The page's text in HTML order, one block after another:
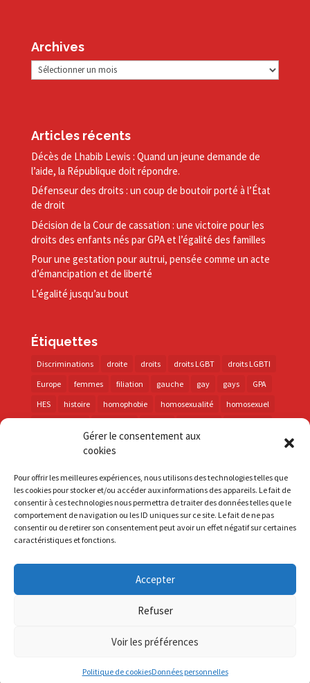
Gérer le consentement aux
cookies
Pour offrir les meilleures expériences, nous utilisons des technologies telles que
les cookies pour stocker et/ou accéder aux informations des appareils. Le fait de
consentir à ces technologies nous permettra de traiter des données telles que le
comportement de navigation ou les ID uniques sur ce site. Le fait de ne pas
consentir ou de retirer son consentement peut avoir un effet négatif sur certaines
caractéristiques et fonctions.
Accepter
Refuser
Voir les préférences
Politique de cookiesDonnées personnelles
Archives
Archives
Articles récents
Décès de Lhabib Lewis : Quand un jeune demande de
l’aide, la République doit répondre.
Défenseur des droits : un coup de boutoir porté à l’État
de droit
Décision de la Cour de cassation : une victoire pour les
droits des enfants nés par GPA et l’égalité des familles
Pour une gestation pour autrui, pensée comme un acte
d’émancipation et de liberté
L’égalité jusqu’au bout
Étiquettes
Discriminations droite droits droits LGBT
droits LGBTI
Europe
femmes filiation gauche gay gays
GPA
HES
histoire homophobie homosexualité
homosexuel
personnes trans
PMA police propositions
prévention
santé
sida trans transphobie UE
Union européenne
vih
violences visibilité élections